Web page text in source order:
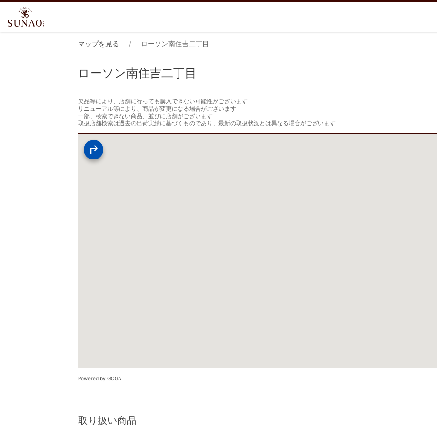
マップを見る ローソン南住吉二丁目
ローソン南住吉二丁目
欠品等により、店舗に行っても購入できない可能性がございます
リニューアル等により、商品が変更になる場合がございます
一部、検索できない商品、並びに店舗がございます
取扱店舗検索は過去の出荷実績に基づくものであり、最新の取扱状況とは異なる場合がございます
Powered by GOGA
取り扱い商品